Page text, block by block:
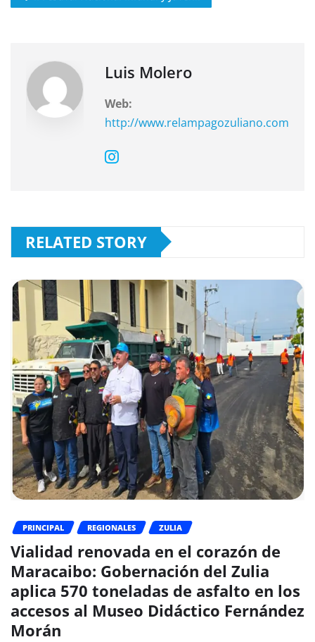
k Luis Molero
Web:
http://www.relampagozuliano.com
RELATED STORY
PRINCIPAL REGIONALES ZULIA
Vialidad renovada en el corazón de
Maracaibo: Gobernación del Zulia
aplica 570 toneladas de asfalto en los
accesos al Museo Didáctico Fernández
Morán